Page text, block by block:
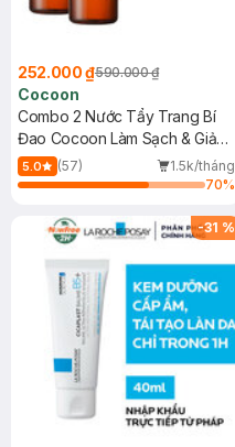
252.000 ₫590.000 ₫
Cocoon
Combo 2 Nước Tẩy Trang Bí
Đao Cocoon Làm Sạch & Giảm
Dầu 500ml
5.0 (57)
1.5k/tháng
70%
-31 %